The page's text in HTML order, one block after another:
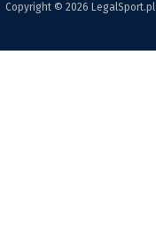
Copyright © 2026 LegalSport.pl